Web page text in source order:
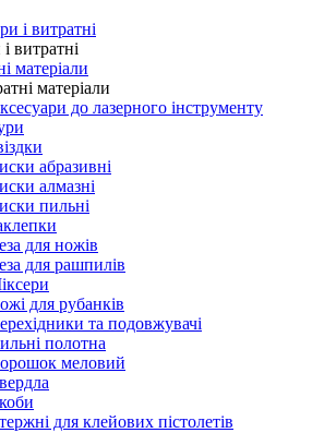
і витратні
витратні
матеріали
матеріали
до лазерного інструменту
абразивні
алмазні
пильні
для ножів
для рашпилів
для рубанків
та подовжувачі
полотна
меловий
для клейових пістолетів